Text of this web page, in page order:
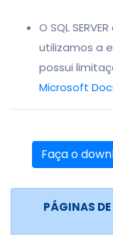
O SQL
utilizamos a
possui
Microsoft
Faça o
PÁGINAS